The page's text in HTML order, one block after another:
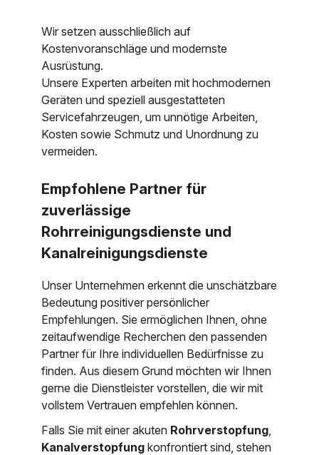
Wir setzen ausschließlich auf
Kostenvoranschläge und modernste
Ausrüstung.
Unsere Experten arbeiten mit hochmodernen
Geräten und speziell ausgestatteten
Servicefahrzeugen, um unnötige Arbeiten,
Kosten sowie Schmutz und Unordnung zu
vermeiden.
Empfohlene Partner für
zuverlässige
Rohrreinigungsdienste und
Kanalreinigungsdienste
Unser Unternehmen erkennt die unschätzbare
Bedeutung positiver persönlicher
Empfehlungen. Sie ermöglichen Ihnen, ohne
zeitaufwendige Recherchen den passenden
Partner für Ihre individuellen Bedürfnisse zu
finden. Aus diesem Grund möchten wir Ihnen
gerne die Dienstleister vorstellen, die wir mit
vollstem Vertrauen empfehlen können.
Falls Sie mit einer akuten Rohrverstopfung
Kanalverstopfungkonfrontiert sind, stehen